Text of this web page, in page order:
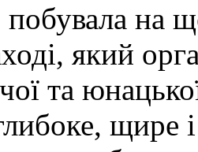
на
який
та
щире